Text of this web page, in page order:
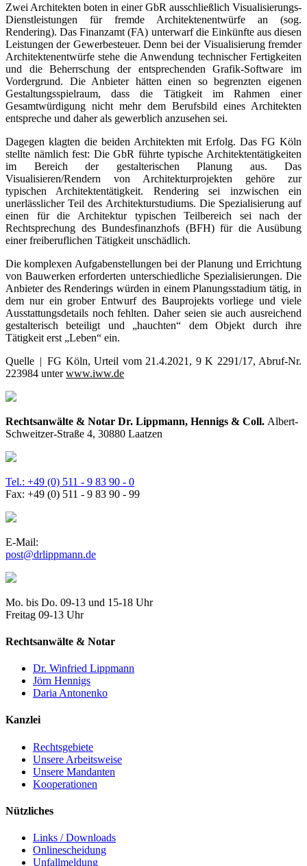
Zwei Architekten boten in einer GbR ausschließlich Visualisierungs-
Dienstleistungen für fremde Architektenentwürfe an (sog.
Rendering). Das Finanzamt (FA) unterwarf die Einkünfte aus diesen
Leistungen der Gewerbesteuer. Denn bei der Visualisierung fremder
Architektenentwürfe stehe die Anwendung technischer Fertigkeiten
und die Beherrschung der entsprechenden Grafik-Software im
Vordergrund. Die Anbieter hätten einen so begrenzten eigenen
Gestaltungsspielraum, dass die Tätigkeit im Rahmen einer
Gesamtwürdigung nicht mehr dem Berufsbild eines Architekten
entspreche und daher als gewerblich anzusehen sei.
Dagegen klagten die beiden Architekten mit Erfolg. Das FG Köln
stellte nämlich fest: Die GbR führte typische Architektentätigkeiten
im Bereich der gestalterischen Planung aus. Das
Visualisieren/Rendern von Architekturprojekten gehöre zur
typischen Architektentätigkeit. Rendering sei inzwischen ein
unerlässlicher Teil des Architekturstudiums. Die Spezialisierung auf
einen für die Architektur typischen Teilbereich sei nach der
Rechtsprechung des Bundesfinanzhofs (BFH) für die Ausübung
einer freiberuflichen Tätigkeit unschädlich.
Die komplexen Aufgabenstellungen bei der Planung und Errichtung
von Bauwerken erforderten unterschiedliche Spezialisierungen. Die
Anbieter des Renderings würden in einem Planungsstadium tätig, in
dem nur ein grober Entwurf des Bauprojekts vorliege und viele
Ausstattungsdetails noch fehlten. Daher seien sie auch ausreichend
gestalterisch beteiligt und „hauchten“ dem Objekt durch ihre
Tätigkeit erst „Leben“ ein.
Quelle | FG Köln, Urteil vom 21.4.2021, 9 K 2291/17, Abruf-Nr.
223984 unterwww.iww.de
Rechtsanwälte & Notar Dr. Lippmann, Hennigs & Coll. Albert-
Schweitzer-Straße 4, 30880 Laatzen
Tel.: +49 (0) 511 - 9 83 90 - 0
Fax: +49 (0) 511 - 9 83 90 - 99
E-Mail:
post@drlippmann.de
Mo. bis Do. 09-13 und 15-18 Uhr
Freitag 09-13 Uhr
Rechtsanwälte & Notar
Dr. Winfried Lippmann
Jörn Hennigs
Daria Antonenko
Kanzlei
Rechtsgebiete
Unsere Arbeitsweise
Unsere Mandanten
Kooperationen
Nützliches
Links / Downloads
Onlinescheidung
Unfallmeldung